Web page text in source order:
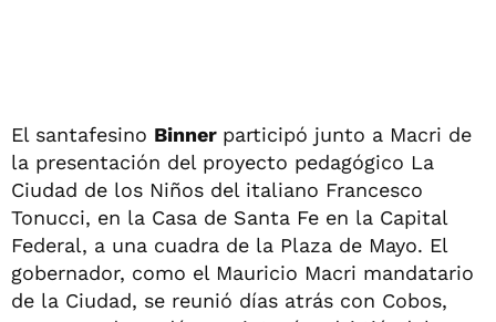
El santafesino Binner participó junto a Macri de
la presentación del proyecto pedagógico La
Ciudad de los Niños del italiano Francesco
Tonucci, en la Casa de Santa Fe en la Capital
Federal, a una cuadra de la Plaza de Mayo. El
gobernador, como el Mauricio Macri mandatario
de la Ciudad, se reunió días atrás con Cobos,